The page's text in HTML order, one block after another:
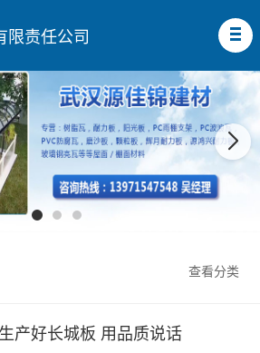
限责任公司
查看分类
产好长城板 用品质说话